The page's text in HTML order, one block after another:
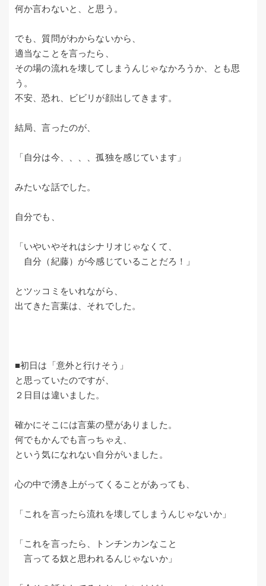
何か言わないと、と思う。
でも、質問がわからないから、
適当なことを言ったら、
その場の流れを壊してしまうんじゃなかろうか、とも思
う。
不安、恐れ、ビビリが顔出してきます。
結局、言ったのが、
「自分は今、、、、孤独を感じています」
みたいな話でした。
自分でも、
「いやいやそれはシナリオじゃなくて、
自分（紀藤）が今感じていることだろ！」
とツッコミをいれながら、
出てきた言葉は、それでした。
■初日は「意外と行けそう」
と思っていたのですが、
２日目は違いました。
確かにそこには言葉の壁がありました。
何でもかんでも言っちゃえ、
という気になれない自分がいました。
心の中で湧き上がってくることがあっても、
「これを言ったら流れを壊してしまうんじゃないか」
「これを言ったら、トンチンカンなこと
言ってる奴と思われるんじゃないか」